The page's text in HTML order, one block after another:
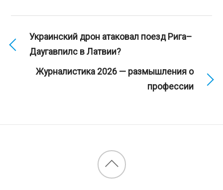
Украинский дрон атаковал поезд Рига–
Даугавпилс в Латвии?
Журналистика 2026 — размышления о
профессии